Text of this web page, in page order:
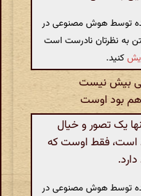
توسط هوش مصنوعی در
به نظرتان نادرست است
کنید.
بیش نیست
بود اوست
یک تصور و خیال
است، فقط اوست که
توسط هوش مصنوعی در